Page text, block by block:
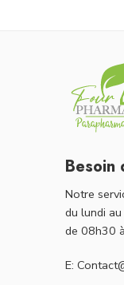
Besoin
Notre
du lundi
de 08h30
E: